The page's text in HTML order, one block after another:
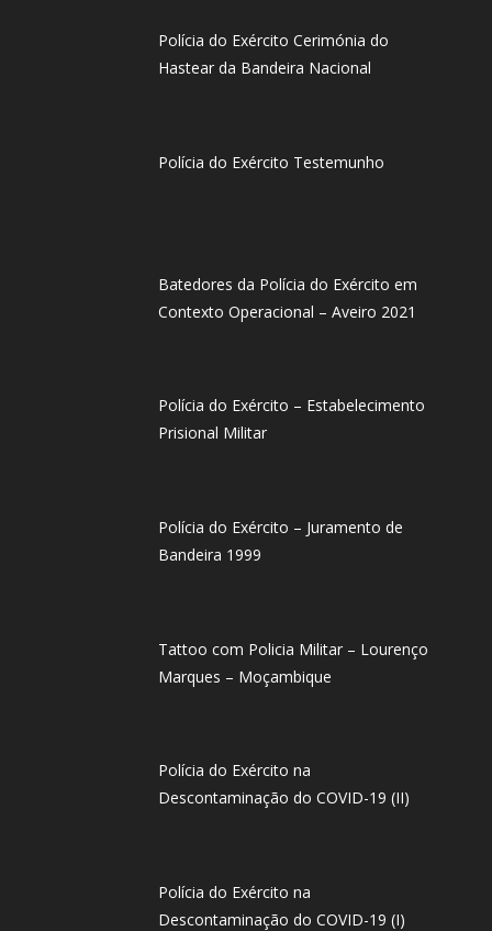
Polícia do Exército Cerimónia do
Hastear da Bandeira Nacional
Polícia do Exército Testemunho
Batedores da Polícia do Exército em
Contexto Operacional – Aveiro 2021
Polícia do Exército – Estabelecimento
Prisional Militar
Polícia do Exército – Juramento de
Bandeira 1999
Tattoo com Policia Militar – Lourenço
Marques – Moçambique
Polícia do Exército na
Descontaminação do COVID-19 (II)
Polícia do Exército na
Descontaminação do COVID-19 (I)